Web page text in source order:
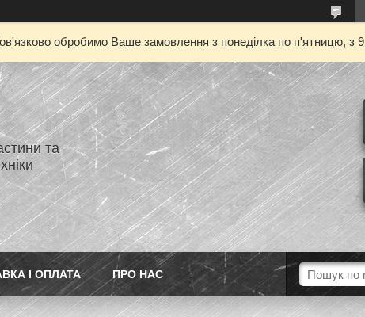
обробимо Ваше замовлення з понеділка по п'ятницю, з
та
І ОПЛАТА ПРО НАС